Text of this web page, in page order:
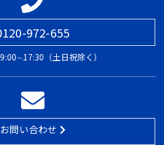
972-655
9:00∼17:30（土日祝除く）
お問い合わせ